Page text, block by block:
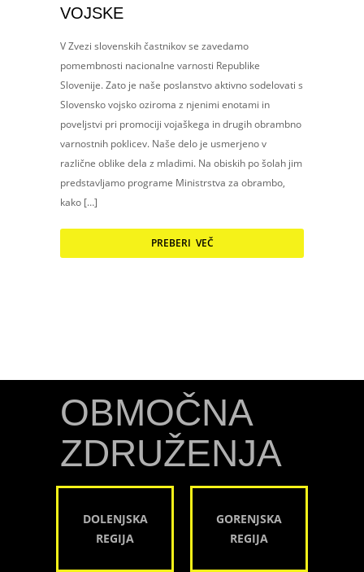
VOJSKE
V Zvezi slovenskih častnikov se zavedamo
pomembnosti nacionalne varnosti Republike
Slovenije. Zato je naše poslanstvo aktivno sodelovati s
Slovensko vojsko oziroma z njenimi enotami in
poveljstvi pri promociji vojaškega in drugih obrambno
varnostnih poklicev. Naše delo je usmerjeno v
različne oblike dela z mladimi. Na obiskih po šolah jim
predstavljamo programe Ministrstva za obrambo,
kako […]
PREBERI VEČ
OBMOČNA
ZDRUŽENJA
DOLENJSKA
REGIJA
GORENJSKA
REGIJA